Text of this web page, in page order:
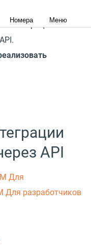
Номера Меню
и
процессы —
API
Для
Для разработчиков